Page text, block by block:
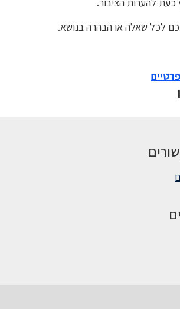
לכל שאלה או הבהרה בנושא.